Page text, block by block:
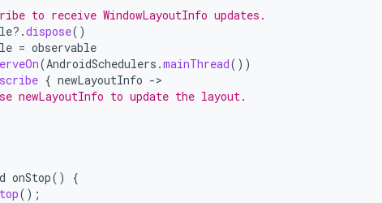
to receive WindowLayoutInfo updates.
?.dispose()
= observable
(AndroidSchedulers .mainThread())
{ newLayoutInfo -
newLayoutInfo to update the layout.
onStop()
{
();